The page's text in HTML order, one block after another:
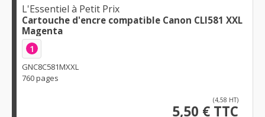
L'Essentiel à Petit Prix
Cartouche d'encre compatible Canon CLI581 XXL
Magenta
1
GNC8C581MXXL
760 pages
(4,58 HT)
5,50 € TTC